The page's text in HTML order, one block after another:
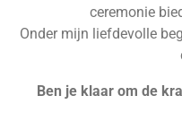
ceremonie
Onder mijn liefdevolle
Ben je klaar om de